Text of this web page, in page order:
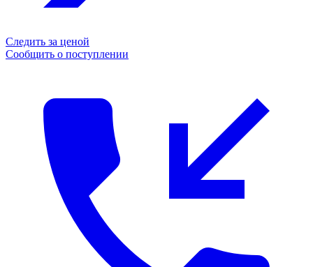
Следить за ценой
Сообщить о поступлении